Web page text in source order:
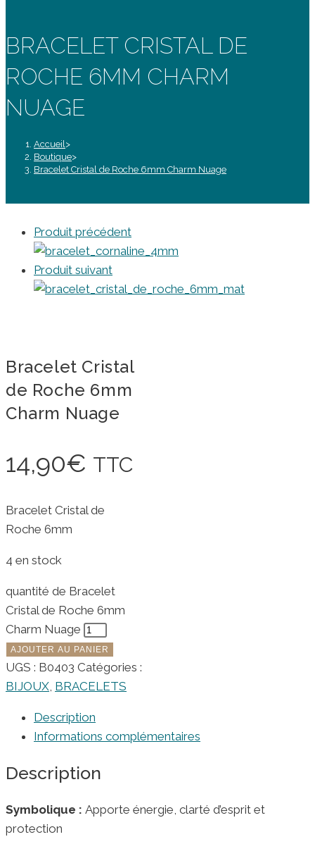
BRACELET CRISTAL DE
ROCHE 6MM CHARM
NUAGE
Accueil>
Boutique>
Bracelet Cristal de Roche 6mm Charm Nuage
Produit précédent
Produit suivant
Bracelet Cristal
de Roche 6mm
Charm Nuage
14,90€ TTC
Bracelet Cristal de
Roche 6mm
4 en stock
quantité de Bracelet
Cristal de Roche 6mm
Charm Nuage
AJOUTER AU PANIER
UGS : B0403 Catégories :
BIJOUX, BRACELETS
Description
Informations complémentaires
Description
Symbolique : Apporte énergie, clarté d’esprit et
protection